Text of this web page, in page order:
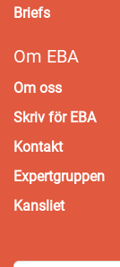
Briefs
Om EBA
Om oss
Skriv för EBA
Kontakt
Expertgruppen
Kansliet